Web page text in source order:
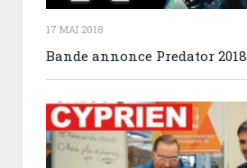
17 MAI 2018
Bande annonce Predator 2018